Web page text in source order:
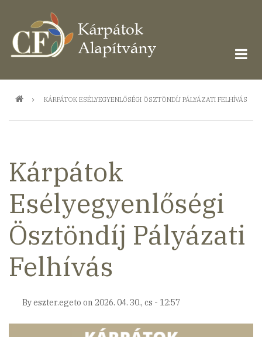
tartalomra
MorzsaKÁRPÁTOK ESÉLYEGYENLŐSÉGI ÖSZTÖNDÍJ PÁLYÁZATI FELHÍVÁS
Kárpátok
Esélyegyenlőségi
Ösztöndíj Pályázati
Felhívás
Byeszter.egeto on 2026. 04. 30., cs - 12:57